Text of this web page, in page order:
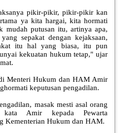
pikir-pikir, pikir-pikir kan
ya kita hargai, kita hormati
mudah putusan itu, artinya apa,
sepakat dengan kejaksaan,
itu hal yang biasa, itu pun
kekuatan hukum tetap," ujar
Menteri Hukum dan HAM Amir
keputusan pengadilan.
masak mesti asal orang
Amir kepada Pewarta
Kementerian Hukum dan HAM.